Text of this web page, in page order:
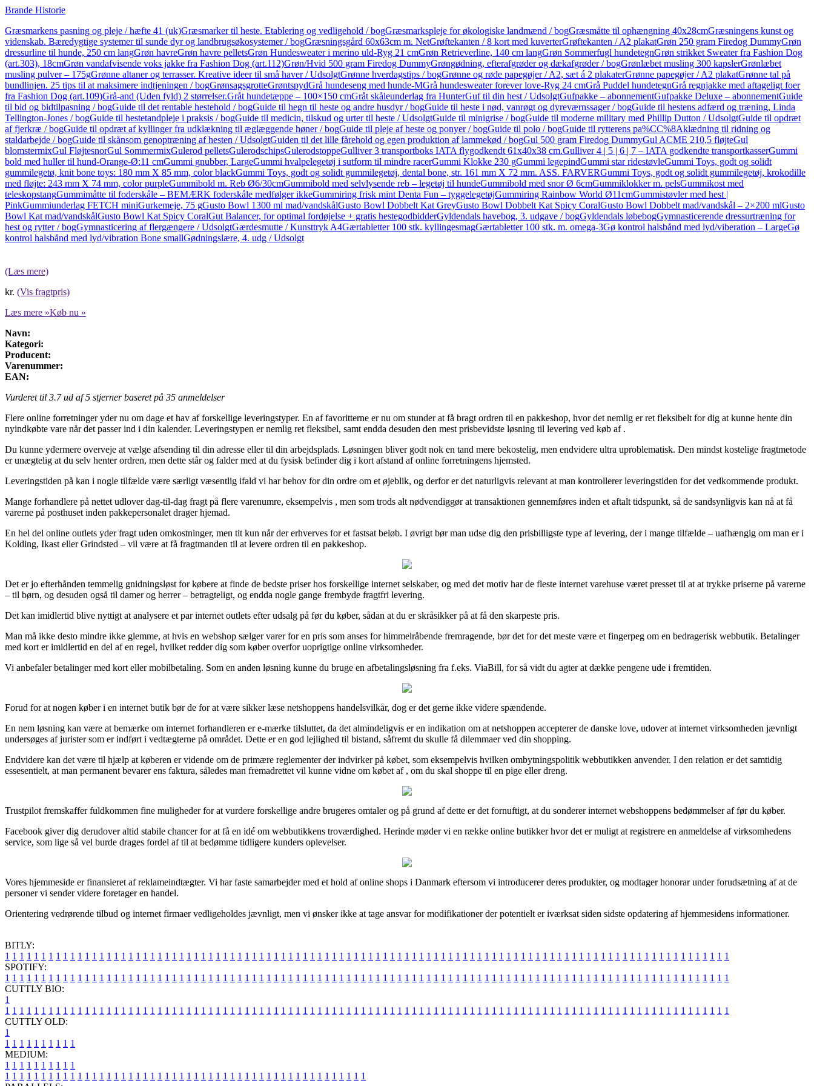
Brande Historie
Græsmarkens pasning og pleje / hæfte 41 (uk)Græsmarker til heste. Etablering og vedligehold / bogGræsmarkspleje for økologiske landmænd / bogGræsmåtte til ophængning 40x28cmGræsningens kunst og
videnskab. Bæredygtige systemer til sunde dyr og landbrugsøkosystemer / bogGræsningsgård 60x63cm m. NetGrøftekanten / 8 kort med kuverterGrøftekanten / A2 plakatGrøn 250 gram Firedog DummyGrøn
dressurline til hunde, 250 cm langGrøn havreGrøn havre pelletsGrøn Hundesweater i merino uld-Ryg 21 cmGrøn Retrieverline, 140 cm langGrøn Sommerfugl hundetegnGrøn strikket Sweater fra Fashion Dog
(art.303), 18cmGrøn vandafvisende voks jakke fra Fashion Dog (art.112)Grøn/Hvid 500 gram Firedog DummyGrøngødning, efterafgrøder og dækafgrøder / bogGrønlæbet musling 300 kapslerGrønlæbet
musling pulver – 175gGrønne altaner og terrasser. Kreative ideer til små haver / UdsolgtGrønne hverdagstips / bogGrønne og røde papegøjer / A2, sæt á 2 plakaterGrønne papegøjer / A2 plakatGrønne tal på
bundlinjen. 25 tips til at maksimere indtjeningen / bogGrønsagsgrotteGrøntspydGrå hundeseng med hunde-MGrå hundesweater forever love-Ryg 24 cmGrå Puddel hundetegnGrå regnjakke med aftageligt foer
fra Fashion Dog (art.109)Grå-and (Uden fyld) 2 størrelser.Gråt hundetæppe – 100×150 cmGråt skåleunderlag fra HunterGuf til din hest / UdsolgtGufpakke – abonnementGufpakke Deluxe – abonnementGuide
til bid og bidtilpasning / bogGuide til det rentable hestehold / bogGuide til hegn til heste og andre husdyr / bogGuide til heste i nød, vanrøgt og dyreværnssager / bogGuide til hestens adfærd og træning, Linda
Tellington-Jones / bogGuide til hestetandpleje i praksis / bogGuide til medicin, tilskud og urter til heste / UdsolgtGuide til minigrise / bogGuide til moderne military med Phillip Dutton / UdsolgtGuide til opdræt
af fjerkræ / bogGuide til opdræt af kyllinger fra udklækning til æglæggende høner / bogGuide til pleje af heste og ponyer / bogGuide til polo / bogGuide til rytterens pa%CC%8Aklædning til ridning og
staldarbejde / bogGuide til skånsom genoptræning af hesten / UdsolgtGuiden til det lille fårehold og egen produktion af lammekød / bogGul 500 gram Firedog DummyGul ACME 210,5 fløjteGul
blomstermixGul FløjtesnorGul SommermixGulerod pelletsGulerodschipsGulerodstoppeGulliver 3 transportboks IATA flygodkendt 61x40x38 cm.Gulliver 4 | 5 | 6 | 7 – IATA godkendte transportkasserGummi
bold med huller til hund-Orange-Ø:11 cmGummi gnubber, LargeGummi hvalpelegetøj i sutform til mindre racerGummi Klokke 230 gGummi legepindGummi star ridestøvleGummi Toys, godt og solidt
gummilegetø, knit bone toys: 180 mm X 85 mm, color blackGummi Toys, godt og solidt gummilegetøj, dental bone, str. 161 mm X 72 mm. ASS. FARVERGummi Toys, godt og solidt gummilegetøj, krokodille
med fløjte: 243 mm X 74 mm, color purpleGummibold m. Reb Ø6/30cmGummibold med selvlysende reb – legetøj til hundeGummibold med snor Ø 6cmGummiklokker m. pelsGummikost med
teleskopstangGummimåtte til foderskåle – BEMÆRK foderskåle medfølger ikkeGummiring frisk mint Denta Fun – tyggelegetøjGummiring Rainbow World Ø11cmGummistøvler med hest |
PinkGummiunderlag FETCH miniGurkemeje, 75 gGusto Bowl 1300 ml mad/vandskålGusto Bowl Dobbelt Kat GreyGusto Bowl Dobbelt Kat Spicy CoralGusto Bowl Dobbelt mad/vandskål – 2×200 mlGusto
Bowl Kat mad/vandskålGusto Bowl Kat Spicy CoralGut Balancer, for optimal fordøjelse + gratis hestegodbidderGyldendals havebog, 3. udgave / bogGyldendals løbebogGymnasticerende dressurtræning for
hest og rytter / bogGymnasticering af flergængere / UdsolgtGærdesmutte / Kunsttryk A4Gærtabletter 100 stk. kyllingesmagGærtabletter 100 stk. m. omega-3Gø kontrol halsbånd med lyd/viberation – LargeGø
kontrol halsbånd med lyd/vibration Bone smallGødningslære, 4. udg / Udsolgt
(Læs mere)
kr. (Vis fragtpris)
Læs mere »Køb nu »
Navn:
Kategori:
Producent:
Varenummer:
EAN:
Vurderet til 3.7ud af 5 stjerner baseret på 35 anmeldelser
Flere online forretninger yder nu om dage et hav af forskellige leveringstyper. En af favoritterne er nu om stunder at få bragt ordren til en pakkeshop, hvor det nemlig er ret fleksibelt for dig at kunne hente din
nyindkøbte vare når det passer ind i din kalender. Leveringstypen er nemlig ret fleksibel, samt endda desuden den mest prisbevidste løsning til levering ved køb af .
Du kunne ydermere overveje at vælge afsending til din adresse eller til din arbejdsplads. Løsningen bliver godt nok en tand mere bekostelig, men endvidere ultra uproblematisk. Den mindst kostelige fragtmetode
er unægtelig at du selv henter ordren, men dette står og falder med at du fysisk befinder dig i kort afstand af online forretningens hjemsted.
Leveringstiden på kan i nogle tilfælde være særligt væsentlig ifald vi har behov for din ordre om et øjeblik, og derfor er det naturligvis relevant at man kontrollerer leveringstiden for det vedkommende produkt.
Mange forhandlere på nettet udlover dag-til-dag fragt på flere varenumre, eksempelvis , men som trods alt nødvendiggør at transaktionen gennemføres inden et aftalt tidspunkt, så de sandsynligvis kan nå at få
varerne på posthuset inden pakkepersonalet drager hjemad.
En hel del online outlets yder fragt uden omkostninger, men tit kun når der erhverves for et fastsat beløb. I øvrigt bør man udse dig den prisbilligste type af levering, der i mange tilfælde – uafhængig om man er i
Kolding, Ikast eller Grindsted – vil være at få fragtmanden til at levere ordren til en pakkeshop.
Det er jo efterhånden temmelig gnidningsløst for købere at finde de bedste priser hos forskellige internet selskaber, og med det motiv har de fleste internet varehuse været presset til at at trykke priserne på varerne
– til børn, og desuden også til damer og herrer – betragteligt, og endda nogle gange frembyde fragtfri levering.
Det kan imidlertid blive nyttigt at analysere et par internet outlets efter udsalg på før du køber, sådan at du er skråsikker på at få den skarpeste pris.
Man må ikke desto mindre ikke glemme, at hvis en webshop sælger varer for en pris som anses for himmelråbende fremragende, bør det for det meste være et fingerpeg om en bedragerisk webbutik. Betalinger
med kort er imidlertid en del af en regel, hvilket redder dig som køber overfor uoprigtige online virksomheder.
Vi anbefaler betalinger med kort eller mobilbetaling. Som en anden løsning kunne du bruge en afbetalingsløsning fra f.eks. ViaBill, for så vidt du agter at dække pengene ude i fremtiden.
Forud for at nogen køber i en internet butik bør de for at være sikker læse netshoppens handelsvilkår, dog er det gerne ikke videre spændende.
En nem løsning kan være at bemærke om internet forhandleren er e-mærke tilsluttet, da det almindeligvis er en indikation om at netshoppen accepterer de danske love, udover at internet virksomheden jævnligt
undersøges af jurister som er indført i vedtægterne på området. Dette er en god lejlighed til bistand, såfremt du skulle få dilemmaer ved din shopping.
Endvidere kan det være til hjælp at køberen er vidende om de primære reglementer der indvirker på købet, som eksempelvis hvilken ombytningspolitik webbutikken anvender. I den relation er det samtidig
essesentielt, at man permanent bevarer ens faktura, således man fremadrettet vil kunne vidne om købet af , om du skal shoppe til en pige eller dreng.
Trustpilot fremskaffer fuldkommen fine muligheder for at vurdere forskellige andre brugeres omtaler og på grund af dette er det fornuftigt, at du sonderer internet webshoppens bedømmelser af før du køber.
Facebook giver dig derudover altid stabile chancer for at få en idé om webbutikkens troværdighed. Herinde møder vi en række online butikker hvor det er muligt at registrere en anmeldelse af virksomhedens
service, som lige så vel burde drages fordel af til at bedømme tidligere kunders oplevelser.
Vores hjemmeside er finansieret af reklameindtægter. Vi har faste samarbejder med et hold af online shops i Danmark eftersom vi introducerer deres produkter, og modtager honorar under forudsætning af at de
personer vi sender videre foretager en handel.
Orientering vedrørende tilbud og internet firmaer vedligeholdes jævnligt, men vi ønsker ikke at tage ansvar for modifikationer der potentielt er iværksat siden sidste opdatering af hjemmesidens informationer.
BITLY:
1 1 1 1 1 1 1 1 1 1 1 1 1 1 1 1 1 1 1 1 1 1 1 1 1 1 1 1 1 1 1 1 1 1 1 1 1 1 1 1 1 1 1 1 1 1 1 1 1 1 1 1 1 1 1 1 1 1 1 1 1 1 1 1 1 1 1 1 1 1 1 1 1 1 1 1 1 1 1 1 1 1 1 1 1 1 1 1 1 1 1 1 1 1 1 1 1 1 1 1
SPOTIFY:
1 1 1 1 1 1 1 1 1 1 1 1 1 1 1 1 1 1 1 1 1 1 1 1 1 1 1 1 1 1 1 1 1 1 1 1 1 1 1 1 1 1 1 1 1 1 1 1 1 1 1 1 1 1 1 1 1 1 1 1 1 1 1 1 1 1 1 1 1 1 1 1 1 1 1 1 1 1 1 1 1 1 1 1 1 1 1 1 1 1 1 1 1 1 1 1 1 1 1 1
CUTTLY BIO:
1
1 1 1 1 1 1 1 1 1 1 1 1 1 1 1 1 1 1 1 1 1 1 1 1 1 1 1 1 1 1 1 1 1 1 1 1 1 1 1 1 1 1 1 1 1 1 1 1 1 1 1 1 1 1 1 1 1 1 1 1 1 1 1 1 1 1 1 1 1 1 1 1 1 1 1 1 1 1 1 1 1 1 1 1 1 1 1 1 1 1 1 1 1 1 1 1 1 1 1 1
CUTTLY OLD:
1
1 1 1 1 1 1 1 1 1 1
MEDIUM:
1 1 1 1 1 1 1 1 1 1
1 1 1 1 1 1 1 1 1 1 1 1 1 1 1 1 1 1 1 1 1 1 1 1 1 1 1 1 1 1 1 1 1 1 1 1 1 1 1 1 1 1 1 1 1 1 1 1 1 1